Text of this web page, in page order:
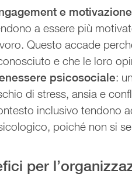
e motivazione
a essere più
Questo accade
e che le loro
psicosociale:
di stress, ansia e
inclusivo tendono
poiché non si
per